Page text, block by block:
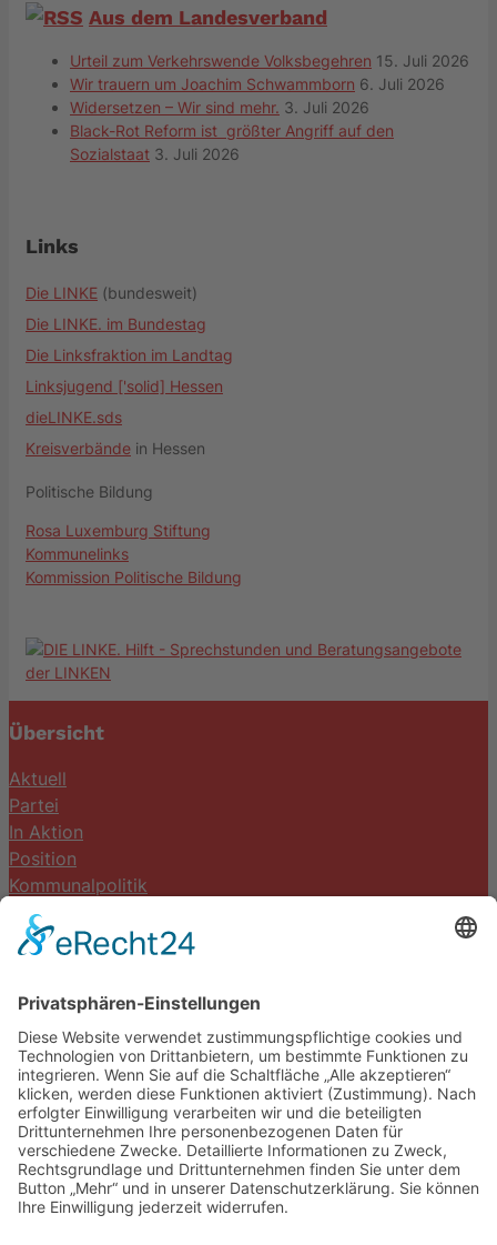
Aus dem Landesverband
Urteil zum Verkehrswende Volksbegehren 15. Juli 2026
Wir trauern um Joachim Schwammborn 6. Juli 2026
Widersetzen – Wir sind mehr. 3. Juli 2026
Black-Rot Reform ist größter Angriff auf den
Sozialstaat 3. Juli 2026
Links
Die LINKE (bundesweit)
Die LINKE. im Bundestag
Die Linksfraktion im Landtag
Linksjugend ['solid] Hessen
dieLINKE.sds
Kreisverbände in Hessen
Politische Bildung
Rosa Luxemburg Stiftung
Kommunelinks
Kommission Politische Bildung
Übersicht
Aktuell
Partei
In Aktion
Position
Kommunalpolitik
Termine
DIE LINKE. Schwalm-Eder
Steingasse 5
34613 Schwalmstadt
Tel.06691 8077899
info@die-linke-schwalm-eder.de
Gesetzliches